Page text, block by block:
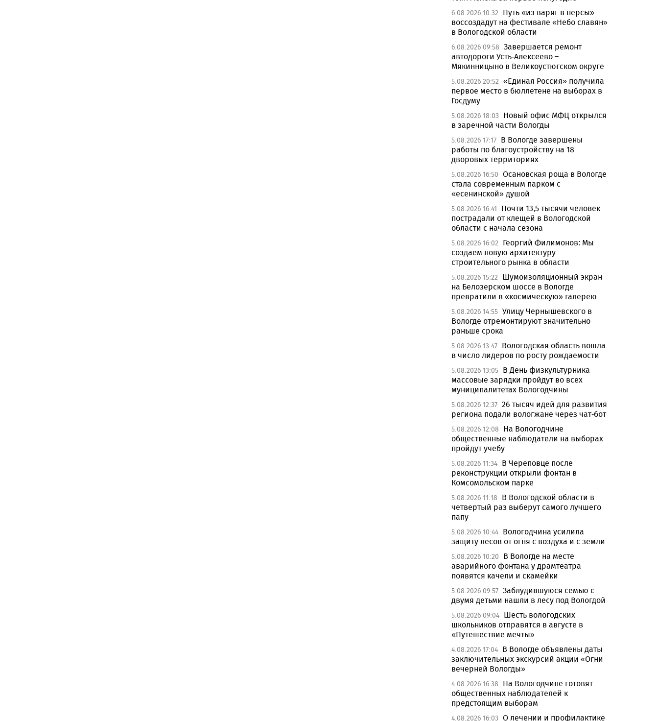
6.08.2026 10:32
Путь «из варяг в персы»
воссоздадут на фестивале «Небо славян»
в Вологодской области
6.08.2026 09:58 Завершается ремонт
автодороги Усть-Алексеево –
Мякинницыно в Великоустюгском округе
5.08.2026 20:52 «Единая Россия» получила
первое место в бюллетене на выборах в
Госдуму
5.08.2026 18:03
Новый офис МФЦ открылся
в заречной части Вологды
5.08.2026 17:17 В Вологде завершены
работы по благоустройству на 18
дворовых территориях
5.08.2026 16:50 Осановская роща в Вологде
стала современным парком с
«есенинской» душой
5.08.2026 16:41
Почти 13,5 тысячи человек
пострадали от клещей в Вологодской
области с начала сезона
5.08.2026 16:02
Георгий Филимонов: Мы
создаем новую архитектуру
строительного рынка в области
5.08.2026 15:22
Шумоизоляционный экран
на Белозерском шоссе в Вологде
превратили в «космическую» галерею
5.08.2026 14:55 Улицу Чернышевского в
Вологде отремонтируют значительно
раньше срока
5.08.2026 13:47 Вологодская область вошла
в число лидеров по росту рождаемости
5.08.2026 13:05 В День физкультурника
массовые зарядки пройдут во всех
муниципалитетах Вологодчины
5.08.2026 12:37 26 тысяч идей для развития
региона подали вологжане через чат-бот
5.08.2026 12:08
На Вологодчине
общественные наблюдатели на выборах
пройдут учебу
5.08.2026 11:34 В Череповце после
реконструкции открыли фонтан в
Комсомольском парке
5.08.2026 11:18
В Вологодской области в
четвертый раз выберут самого лучшего
папу
5.08.2026 10:44 Вологодчина усилила
защиту лесов от огня с воздуха и с земли
5.08.2026 10:20
В Вологде на месте
аварийного фонтана у драмтеатра
появятся качели и скамейки
5.08.2026 09:57 Заблудившуюся семью с
двумя детьми нашли в лесу под Вологдой
5.08.2026 09:04 Шесть вологодских
школьников отправятся в августе в
«Путешествие мечты»
4.08.2026 17:04 В Вологде объявлены даты
заключительных экскурсий акции «Огни
вечерней Вологды»
4.08.2026 16:38
На Вологодчине готовят
общественных наблюдателей к
предстоящим выборам
4.08.2026 16:03 О лечении и профилактике